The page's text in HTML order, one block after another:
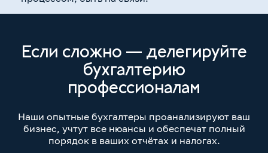
Если сложно — делегируйте
бухгалтерию
профессионалам
Наши опытные бухгалтеры проанализируют ваш
бизнес, учтут все нюансы и обеспечат полный
порядок в ваших отчётах и налогах.